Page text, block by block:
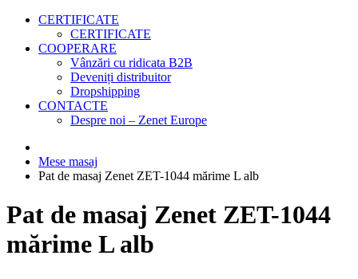
CERTIFICATE
CERTIFICATE
COOPERARE
Vânzări cu ridicata B2B
Deveniți distribuitor
Dropshipping
CONTACTE
Despre noi – Zenet Europe
Mese masaj
Pat de masaj Zenet ZET-1044 mărime L alb
Pat de masaj Zenet ZET-1044
mărime L alb